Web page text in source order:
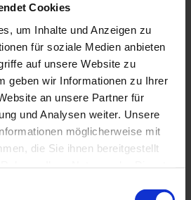
Cookies
um Inhalte und Anzeigen zu
für soziale Medien anbieten
auf unsere Website zu
geben wir Informationen zu Ihrer
an unsere Partner für
und Analysen weiter. Unsere
möglicherweise mit
die Sie ihnen bereitgestellt
Sie, im Gegensatz zu
Südostasiens, keine
der Hoch-Zeit des
dafür aber alte
noch viel ältere
und Anziehungspunkt
die Reisterrassen von
einem Alter von über 2.000